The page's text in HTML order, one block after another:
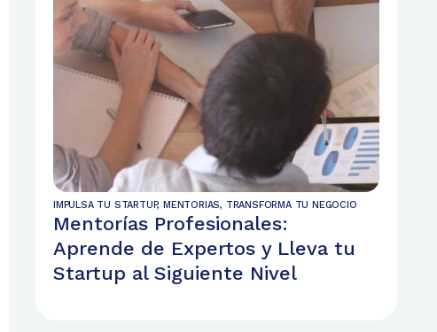
IMPULSA TU STARTUP,MENTORIAS, TRANSFORMA TU NEGOCIO
Mentorías Profesionales:
Aprende de Expertos y Lleva tu
Startup al Siguiente Nivel